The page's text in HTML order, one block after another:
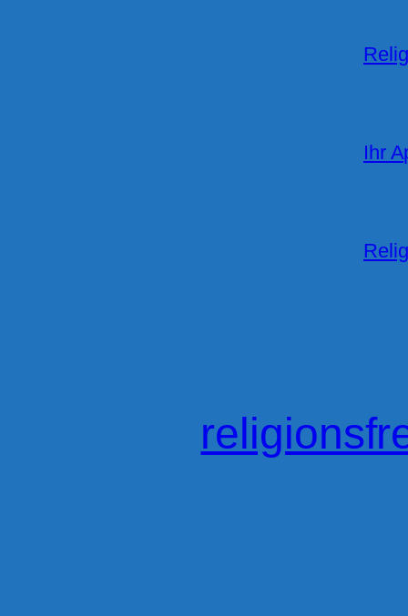
Ihr